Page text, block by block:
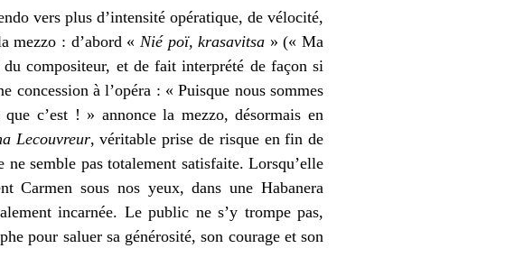
vers plus d’intensité opératique, de vélocité,
mezzo : d’abord « Nié poï, krasavitsa » (« Ma
compositeur, et de fait interprété de façon si
concession à l’opéra : « Puisque nous sommes
c’est ! » annonce la mezzo, désormais en
Lecouvreur, véritable prise de risque en fin de
ne semble pas totalement satisfaite. Lorsqu’elle
Carmen sous nos yeux, dans une Habanera
incarnée. Le public ne s’y trompe pas,
pour saluer sa générosité, son courage et son